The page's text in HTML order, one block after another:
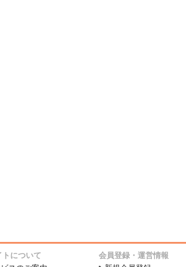
トについて
会員登録・運営情報